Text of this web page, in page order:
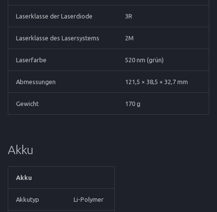
Laserklasse der Laserdiode 3R
Laserklasse des Lasersystems 2M
Laserfarbe 520 nm (grün)
Abmessungen 121,5 × 38,5 × 32,7 mm
Gewicht 170 g
Akku
Akku
Akkutyp Li-Polymer